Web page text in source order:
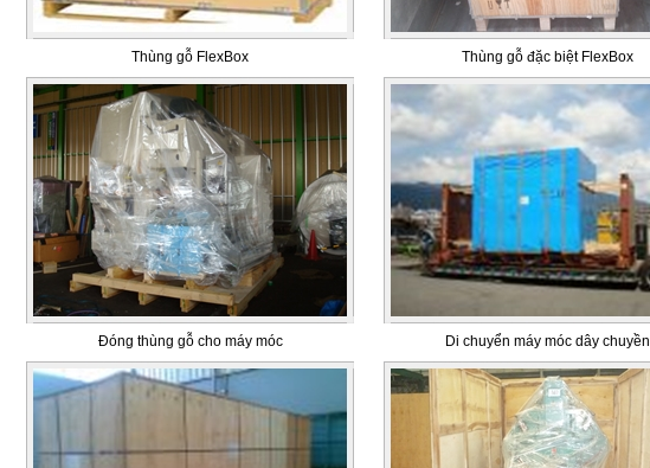
Thùng gỗ FlexBox Thùng gỗ đặc biệt FlexBox
Đóng thùng gỗ cho máy móc Di chuyển máy móc dây chuyền